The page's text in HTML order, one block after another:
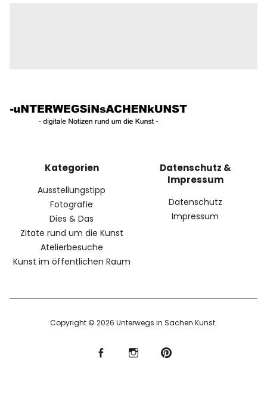
Kategorien
Ausstellungstipp
Fotografie
Dies & Das
Zitate rund um die Kunst
Atelierbesuche
Kunst im öffentlichen Raum
Datenschutz &
Impressum
Datenschutz
Impressum
Copyright © 2026 Unterwegs in Sachen Kunst